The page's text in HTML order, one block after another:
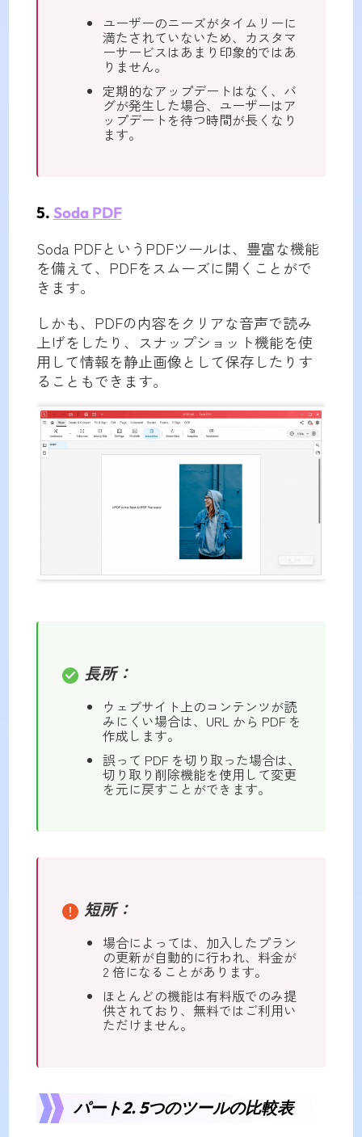
ユーザーのニーズがタイムリーに
満たされていないため、カスタマ
ーサービスはあまり印象的ではあ
りません。
定期的なアップデートはなく、バ
グが発生した場合、ユーザーはア
ップデートを待つ時間が長くなり
ます。
5. Soda PDF
Soda PDFというPDFツールは、豊富な機能
を備えて、PDFをスムーズに開くことがで
きます。
しかも、PDFの内容をクリアな音声で読み
上げをしたり、スナップショット機能を使
用して情報を静止画像として保存したりす
ることもできます。
長所：
ウェブサイト上のコンテンツが読
みにくい場合は、URL から PDF を
作成します。
誤って PDF を切り取った場合は、
切り取り削除機能を使用して変更
を元に戻すことができます。
短所：
場合によっては、加入したプラン
の更新が自動的に行われ、料金が
2 倍になることがあります。
ほとんどの機能は有料版でのみ提
供されており、無料ではご利用い
ただけません。
パート2. 5つのツールの比較表